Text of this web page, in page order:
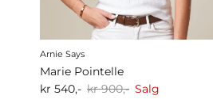
Arnie Says
Marie Pointelle
kr 540,- kr 900,- Salg